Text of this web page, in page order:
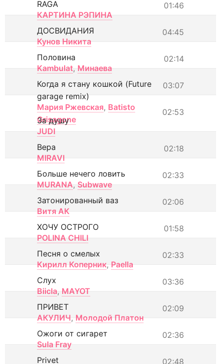
01:46
RAGA
КАРТИНА РЭПИНА
04:45
ДОСВИДАНИЯ
Кунов Никита
02:14
Половина
Kambulat, Минаева
03:07
Когда я стану кошкой (Future
garage remix)
Мария Ржевская, Batisto
Grisagone
02:53
За душу
JUDI
02:18
Вера
MIRAVI
02:33
Больше нечего ловить
MURANA, Subwave
02:06
Затонированный ваз
Витя АК
01:58
ХОЧУ ОСТРОГО
POLINA CHILI
02:33
Песня о смелых
Кирилл Коперник, Paella
03:36
Слух
Biicla, MAYOT
02:09
ПРИВЕТ
АКУЛИЧ, Молодой Платон
02:36
Ожоги от сигарет
Sula Fray
02:48
Privet